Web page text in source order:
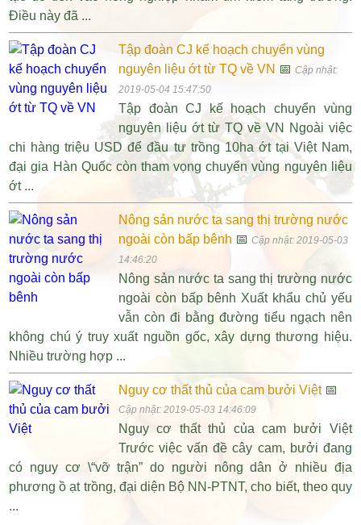
Điều này đã ...
Tập đoàn CJ kế hoạch chuyển vùng
nguyên liệu ớt từ TQ về VN 📅 Cập nhật:
2019-05-04 15:47:50
Tập đoàn CJ kế hoạch chuyển vùng
nguyên liệu ớt từ TQ về VN Ngoài việc
chi hàng triệu USD để đầu tư trồng 10ha ớt tại Việt Nam,
đại gia Hàn Quốc còn tham vọng chuyển vùng nguyên liệu
ớt ...
Nông sản nước ta sang thị trường nước
ngoài còn bấp bênh 📅 Cập nhật: 2019-05-03
14:46:20
Nông sản nước ta sang thị trường nước
ngoài còn bấp bênh Xuất khẩu chủ yếu
vẫn còn đi bằng đường tiểu ngạch nên
không chú ý truy xuất nguồn gốc, xây dựng thương hiệu.
Nhiều trường hợp ...
Nguy cơ thất thủ của cam bưởi Việt📅
Cập nhật: 2019-05-03 14:46:09
Nguy cơ thất thủ của cam bưởi Việt
Trước việc vấn đề cây cam, bưởi đang
có nguy cơ \“vỡ trận” do người nông dân ở nhiều địa
phương ồ ạt trồng, đại diện Bộ NN-PTNT, cho biết, theo quy
...